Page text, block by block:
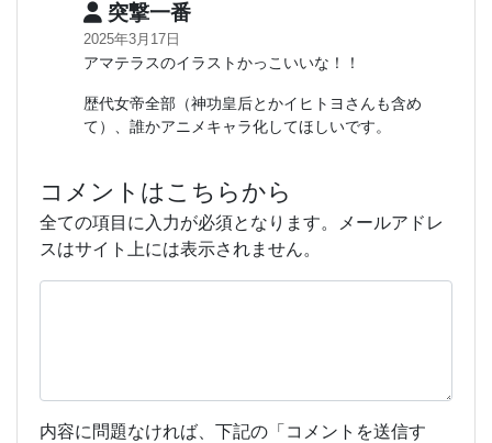
突撃一番
2025年3月17日
アマテラスのイラストかっこいいな！！
歴代女帝全部（神功皇后とかイヒトヨさんも含め
て）、誰かアニメキャラ化してほしいです。
コメントはこちらから
全ての項目に入力が必須となります。メールアドレ
スはサイト上には表示されません。
内容に問題なければ、下記の「コメントを送信す